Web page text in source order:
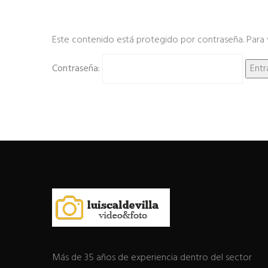
Este contenido está protegido por contraseña.
Contraseña:
Más de 35 años de experiencia dentro del sector